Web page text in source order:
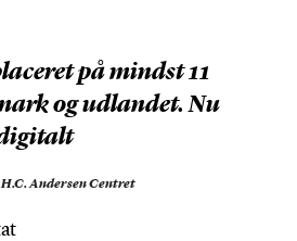
på mindst 11
og udlandet. Nu
Andersen Centret